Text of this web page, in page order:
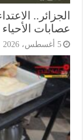
الأحياء